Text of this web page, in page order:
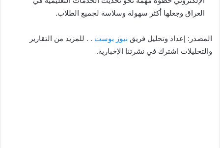
العراق وجعلها أكثر سهولة وسلاسة لجميع الطلاب.
المصدر: إعداد وتحليل فريق نيوز بوست . . للمزيد من التقارير
والتحليلات اشترك في نشرتنا الإخبارية.